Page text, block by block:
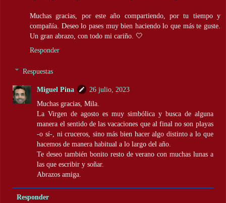
Muchas gracias, por este año compartiendo, por tu tiempo y
compañía. Deseo lo pases muy bien haciendo lo que más te guste.
Un gran abrazo, con todo mi cariño. 🤍
Responder
Respuestas
Miguel Pina
26 julio, 2023
Muchas gracias, Mila.
La Virgen de agosto es muy simbólica y busca de alguna
manera el sentido de las vacaciones que al final no son playas
-o sí-, ni cruceros, sino más bien hacer algo distinto a lo que
hacemos de manera habitual a lo largo del año.
Te deseo también bonito resto de verano con muchas lunas a
las que escribir y soñar.
Abrazos amiga.
Responder